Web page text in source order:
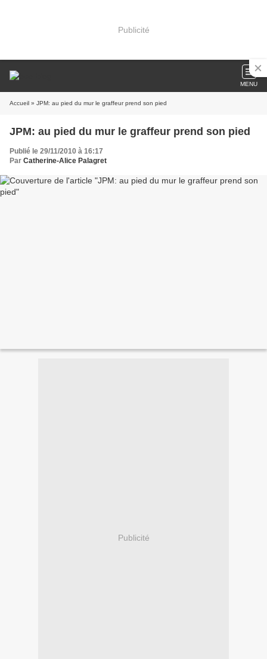
Publicité
MENU
Accueil » JPM: au pied du mur le graffeur prend son pied
JPM: au pied du mur le graffeur prend son pied
Publié le 29/11/2010 à 16:17
Par Catherine-Alice Palagret
Publicité